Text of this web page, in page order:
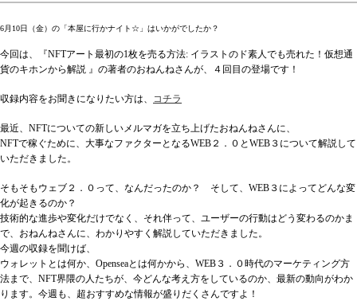
6月10日（金）の「本屋に行かナイト☆」はいかがでしたか？
今回は、『NFTアート最初の1枚を売る方法: イラストのド素人でも売れた！仮想通
貨のキホンから解説 』の著者のおねんねさんが、４回目の登場です！
収録内容をお聞きになりたい方は、 コチラ
最近、NFTについての新しいメルマガを立ち上げたおねんねさんに、
NFTで稼ぐために、大事なファクターとなるWEB２．０とWEB３について解説して
いただきました。
そもそもウェブ２．０って、なんだったのか？ そして、WEB３によってどんな変
化が起きるのか？
技術的な進歩や変化だけでなく、それ伴って、ユーザーの行動はどう変わるのかま
で、おねんねさんに、わかりやすく解説していただきました。
今週の収録を聞けば、
ウォレットとは何か、Openseaとは何かから、WEB３．０時代のマーケティング方
法まで、NFT界隈の人たちが、今どんな考え方をしているのか、最新の動向がわか
ります。今週も、超おすすめな情報が盛りだくさんですよ！